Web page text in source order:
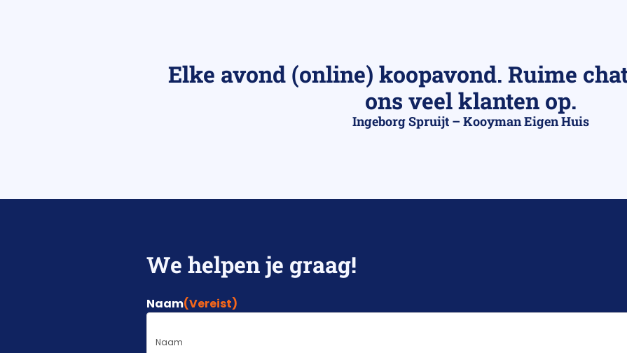
Elke avond (online) koopavond. Ruime
ons veel klanten op.
Ingeborg Spruijt – Kooyman Eigen Huis
We helpen je graag!
Naam(Vereist)